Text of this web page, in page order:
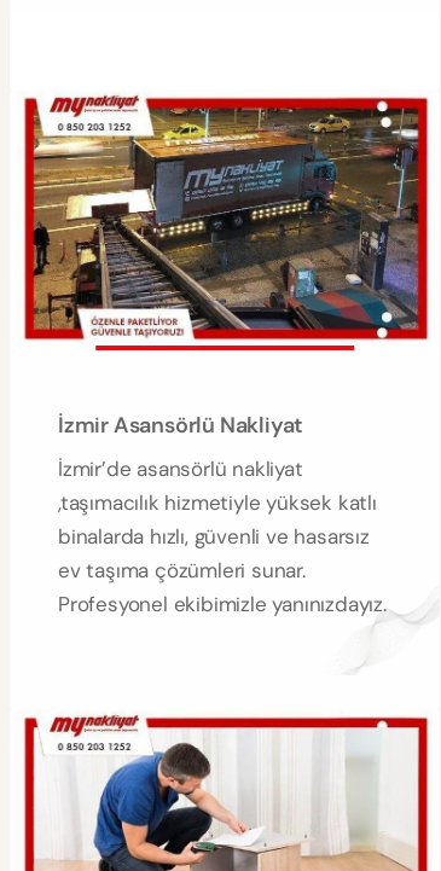
İzmir Asansörlü Nakliyat
İzmir’de asansörlü nakliyat
,taşımacılık hizmetiyle yüksek katlı
binalarda hızlı, güvenli ve hasarsız
ev taşıma çözümleri sunar.
Profesyonel ekibimizle yanınızdayız.